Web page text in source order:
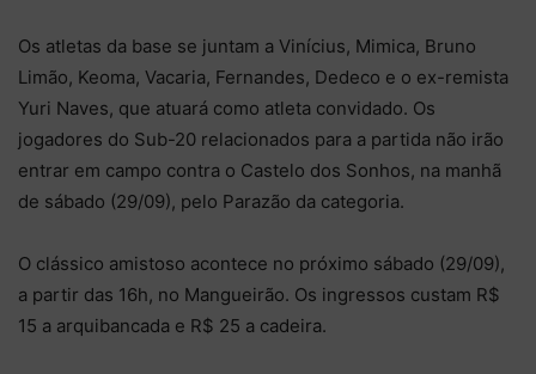
Os atletas da base se juntam a Vinícius, Mimica, Bruno
Limão, Keoma, Vacaria, Fernandes, Dedeco e o ex-remista
Yuri Naves, que atuará como atleta convidado. Os
jogadores do Sub-20 relacionados para a partida não irão
entrar em campo contra o Castelo dos Sonhos, na manhã
de sábado (29/09), pelo Parazão da categoria.
O clássico amistoso acontece no próximo sábado (29/09),
a partir das 16h, no Mangueirão. Os ingressos custam R$
15 a arquibancada e R$ 25 a cadeira.